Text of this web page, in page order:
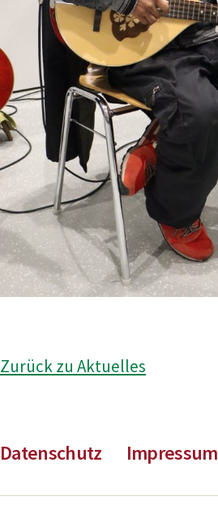
Zurück zu Aktuelles
Datenschutz Impressum